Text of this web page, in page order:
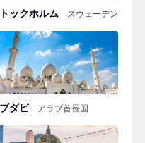
ックホルム スウェーデン
ダビ アラブ首長国